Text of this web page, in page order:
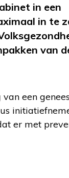
in een
in te
van
een
er met